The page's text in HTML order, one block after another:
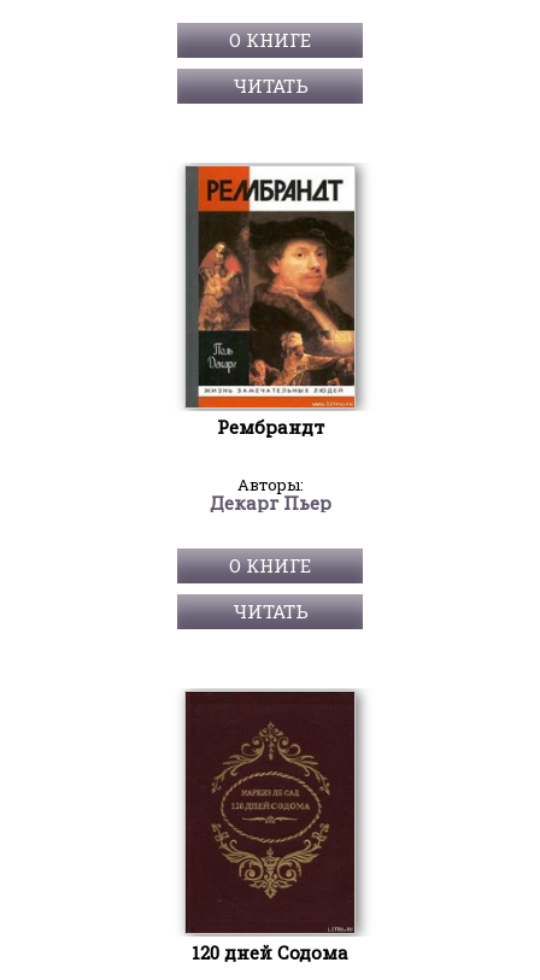
О КНИГЕ
ЧИТАТЬ
Рембрандт
Авторы:
Декарг Пьер
О КНИГЕ
ЧИТАТЬ
120 дней Содома